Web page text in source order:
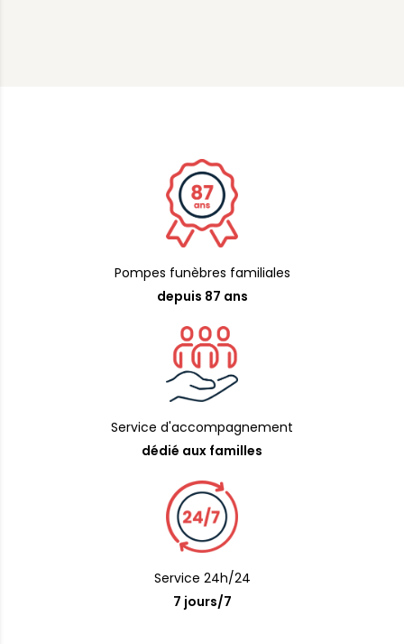
Pompes funèbres familiales
depuis 87 ans
Service d'accompagnement
dédié aux familles
Service 24h/24
7 jours/7